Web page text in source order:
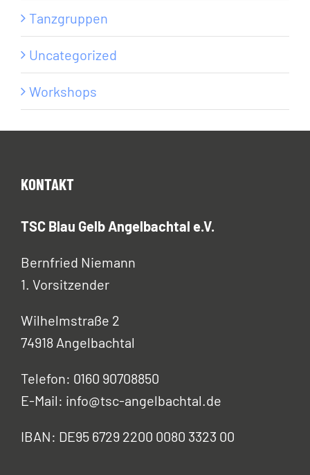
Tanzgruppen
Uncategorized
Workshops
KONTAKT
TSC Blau Gelb Angelbachtal e.V.
Bernfried Niemann
1. Vorsitzender
Wilhelmstraße 2
74918 Angelbachtal
Telefon: 0160 90708850
E-Mail: info@tsc-angelbachtal.de
IBAN: DE95 6729 2200 0080 3323 00